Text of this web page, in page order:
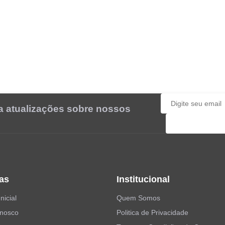
atualizações sobre nossos
Institucional
Quem Somos
Politica de Privacidade